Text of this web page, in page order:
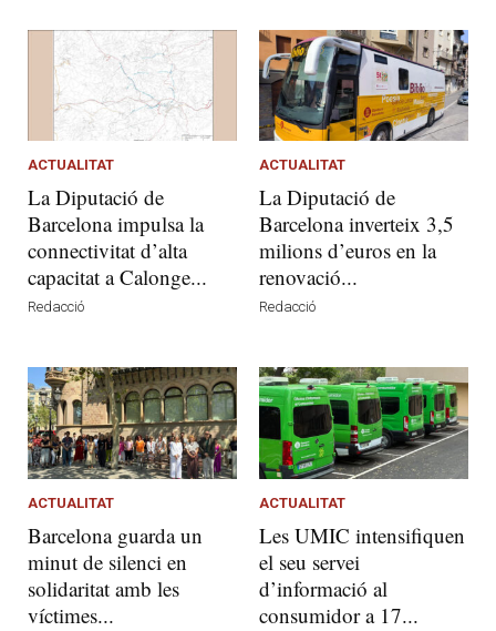
ACTUALITAT
La Diputació de
Barcelona impulsa la
connectivitat d’alta
capacitat a Calonge...
Redacció
ACTUALITAT
La Diputació de
Barcelona inverteix 3,5
milions d’euros en la
renovació...
Redacció
ACTUALITAT
Barcelona guarda un
minut de silenci en
solidaritat amb les
víctimes...
ACTUALITAT
Les UMIC intensifiquen
el seu servei
d’informació al
consumidor a 17...